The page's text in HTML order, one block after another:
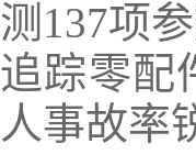
测137项
追踪零配
人事故率